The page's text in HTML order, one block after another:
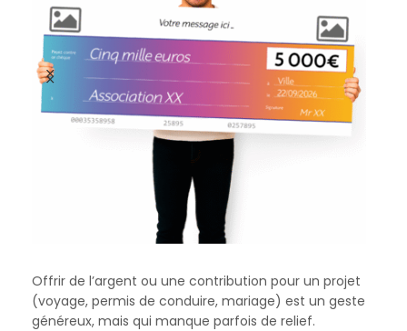
Offrir de l’argent ou une contribution pour un projet
(voyage, permis de conduire, mariage) est un geste
généreux, mais qui manque parfois de relief.